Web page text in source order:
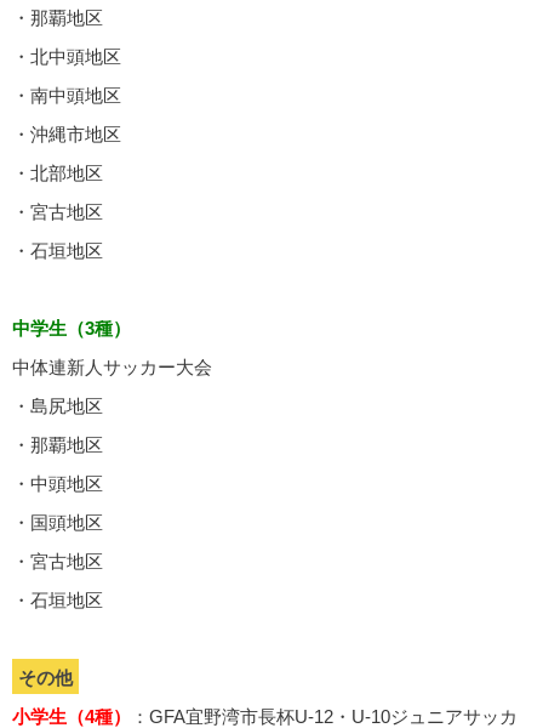
・那覇地区
・北中頭地区
・南中頭地区
・沖縄市地区
・北部地区
・宮古地区
・石垣地区
中学生（3種）
中体連新人サッカー大会
・島尻地区
・那覇地区
・中頭地区
・国頭地区
・宮古地区
・石垣地区
その他
小学生（4種）
：GFA宜野湾市長杯U-12・U-10ジュニアサッカ